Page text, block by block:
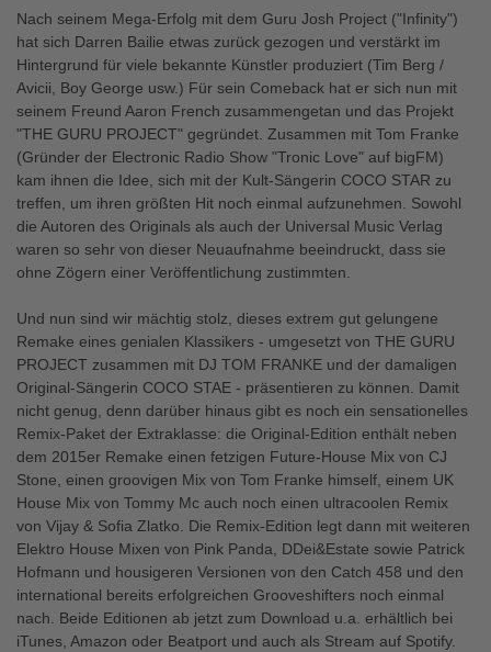
Nach seinem Mega-Erfolg mit dem Guru Josh Project ("Infinity")
hat sich Darren Bailie etwas zurück gezogen und verstärkt im
Hintergrund für viele bekannte Künstler produziert (Tim Berg /
Avicii, Boy George usw.) Für sein Comeback hat er sich nun mit
seinem Freund Aaron French zusammengetan und das Projekt
"THE GURU PROJECT" gegründet. Zusammen mit Tom Franke
(Gründer der Electronic Radio Show "Tronic Love" auf bigFM)
kam ihnen die Idee, sich mit der Kult-Sängerin COCO STAR zu
treffen, um ihren größten Hit noch einmal aufzunehmen. Sowohl
die Autoren des Originals als auch der Universal Music Verlag
waren so sehr von dieser Neuaufnahme beeindruckt, dass sie
ohne Zögern einer Veröffentlichung zustimmten.
Und nun sind wir mächtig stolz, dieses extrem gut gelungene
Remake eines genialen Klassikers - umgesetzt von THE GURU
PROJECT zusammen mit DJ TOM FRANKE und der damaligen
Original-Sängerin COCO STAE - präsentieren zu können. Damit
nicht genug, denn darüber hinaus gibt es noch ein sensationelles
Remix-Paket der Extraklasse: die Original-Edition enthält neben
dem 2015er Remake einen fetzigen Future-House Mix von CJ
Stone, einen groovigen Mix von Tom Franke himself, einem UK
House Mix von Tommy Mc auch noch einen ultracoolen Remix
von Vijay & Sofia Zlatko. Die Remix-Edition legt dann mit weiteren
Elektro House Mixen von Pink Panda, DDei&Estate sowie Patrick
Hofmann und housigeren Versionen von den Catch 458 und den
international bereits erfolgreichen Grooveshifters noch einmal
nach. Beide Editionen ab jetzt zum Download u.a. erhältlich bei
iTunes, Amazon oder Beatport und auch als Stream auf Spotify.